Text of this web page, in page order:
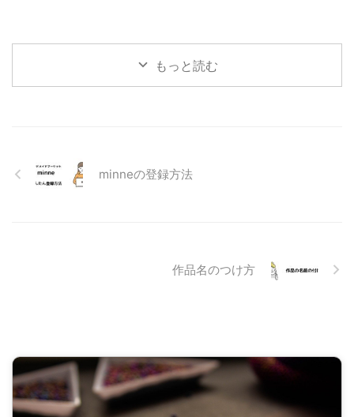
もっと読む
minneの登録方法
作品名のつけ方